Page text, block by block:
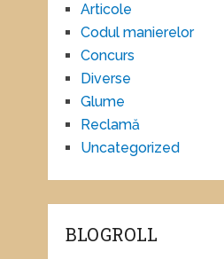
Articole
Codul manierelor
Concurs
Diverse
Glume
Reclamă
Uncategorized
BLOGROLL